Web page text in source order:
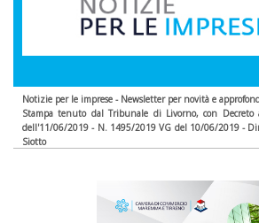
Notizie per le imprese - Newsletter per novità e
Stampa tenuto dal Tribunale di Livorno, con Decreto
dell'11/06/2019 - N. 1495/2019 VG del 10/06/2019 -
Siotto